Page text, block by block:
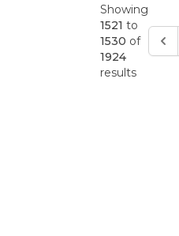
Showing
1521 to
1530 of
1924
results